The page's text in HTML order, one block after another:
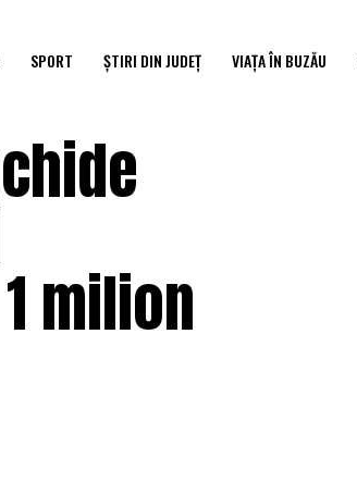
SPORT ȘTIRI DIN JUDEȚ VIAȚA ÎN BUZĂU
milion